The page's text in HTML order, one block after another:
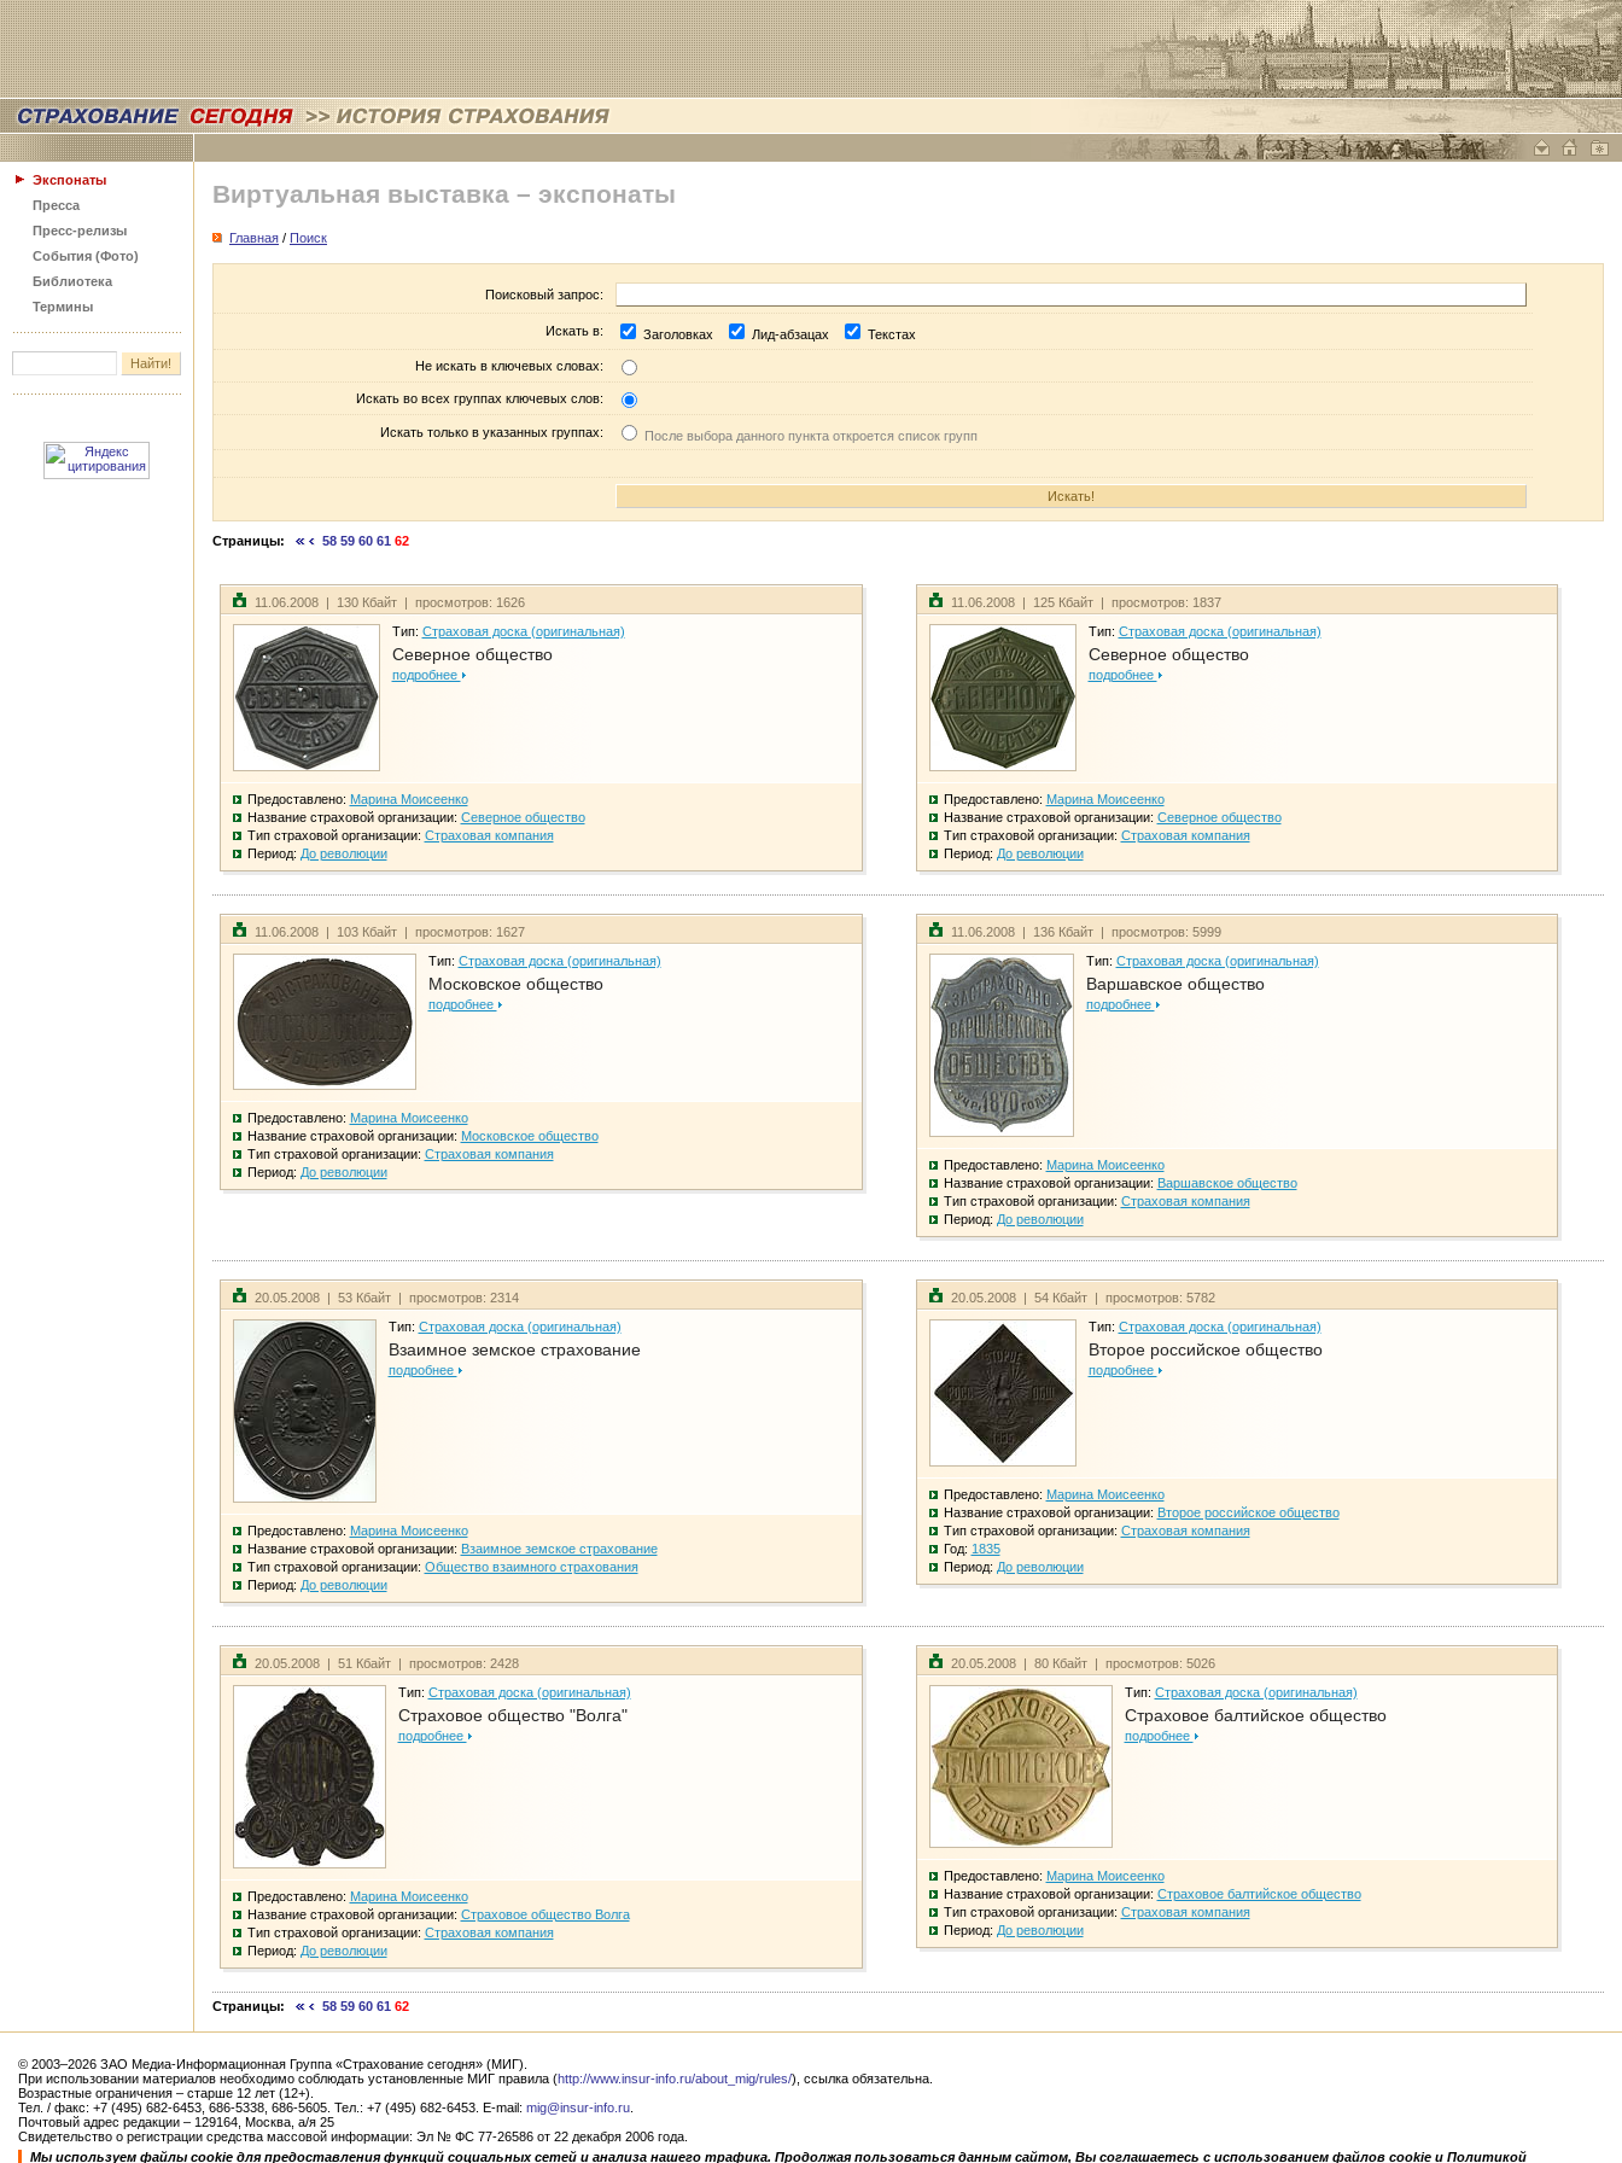
Экспонаты
Пресса
Пресс-релизы
События (Фото)
Библиотека
Термины
Виртуальная выставка – экспонаты
Главная / Поиск
Поисковый запрос:
Искать в: Заголовках Лид-абзацах Текстах
Не искать в ключевых словах:
Искать во всех группах ключевых слов:
Искать только в указанных группах: После выбора данного пункта откроется список групп
Страницы: 58 59 60 61 62
11.06.2008 | 130 Кбайт | просмотров: 1626
Тип: Страховая доска (оригинальная)
Северное общество
подробнее
Предоставлено: Марина Моисеенко
Название страховой организации: Северное общество
Тип страховой организации: Страховая компания
Период: До революции
11.06.2008 | 125 Кбайт | просмотров: 1837
Тип: Страховая доска (оригинальная)
Северное общество
подробнее
Предоставлено: Марина Моисеенко
Название страховой организации: Северное общество
Тип страховой организации: Страховая компания
Период: До революции
11.06.2008 | 103 Кбайт | просмотров: 1627
Тип: Страховая доска (оригинальная)
Московское общество
подробнее
Предоставлено: Марина Моисеенко
Название страховой организации: Московское общество
Тип страховой организации: Страховая компания
Период: До революции
11.06.2008 | 136 Кбайт | просмотров: 5999
Тип: Страховая доска (оригинальная)
Варшавское общество
подробнее
Предоставлено: Марина Моисеенко
Название страховой организации: Варшавское общество
Тип страховой организации: Страховая компания
Период: До революции
20.05.2008 | 53 Кбайт | просмотров: 2314
Тип: Страховая доска (оригинальная)
Взаимное земское страхование
подробнее
Предоставлено: Марина Моисеенко
Название страховой организации: Взаимное земское страхование
Тип страховой организации: Общество взаимного страхования
Период: До революции
20.05.2008 | 54 Кбайт | просмотров: 5782
Тип: Страховая доска (оригинальная)
Второе российское общество
подробнее
Предоставлено: Марина Моисеенко
Название страховой организации: Второе российское общество
Тип страховой организации: Страховая компания
Год: 1835
Период: До революции
20.05.2008 | 51 Кбайт | просмотров: 2428
Тип: Страховая доска (оригинальная)
Страховое общество "Волга"
подробнее
Предоставлено: Марина Моисеенко
Название страховой организации: Страховое общество Волга
Тип страховой организации: Страховая компания
Период: До революции
20.05.2008 | 80 Кбайт | просмотров: 5026
Тип: Страховая доска (оригинальная)
Страховое балтийское общество
подробнее
Предоставлено: Марина Моисеенко
Название страховой организации: Страховое балтийское общество
Тип страховой организации: Страховая компания
Период: До революции
Страницы: 58 59 60 61 62
© 2003–2026 ЗАО Медиа-Информационная Группа «Страхование сегодня» (МИГ).
При использовании материалов необходимо соблюдать установленные МИГ правила (http://www.insur-info.ru/about_mig/rules/), ссылка обязательна.
Возрастные ограничения – старше 12 лет (12+).
Тел. / факс: +7 (495) 682-6453, 686-5338, 686-5605. Тел.: +7 (495) 682-6453. E-mail: mig@insur-info.ru
Почтовый адрес редакции – 129164, Москва, а/я 25
Свидетельство о регистрации средства массовой информации: Эл № ФС 77-26586 от 22 декабря 2006 года.
Мы используем файлы cookie для предоставления функций социальных сетей и анализа нашего трафика. Продолжая пользоваться данным сайтом, Вы соглашаетесь с использованием файлов cookie и Политикой